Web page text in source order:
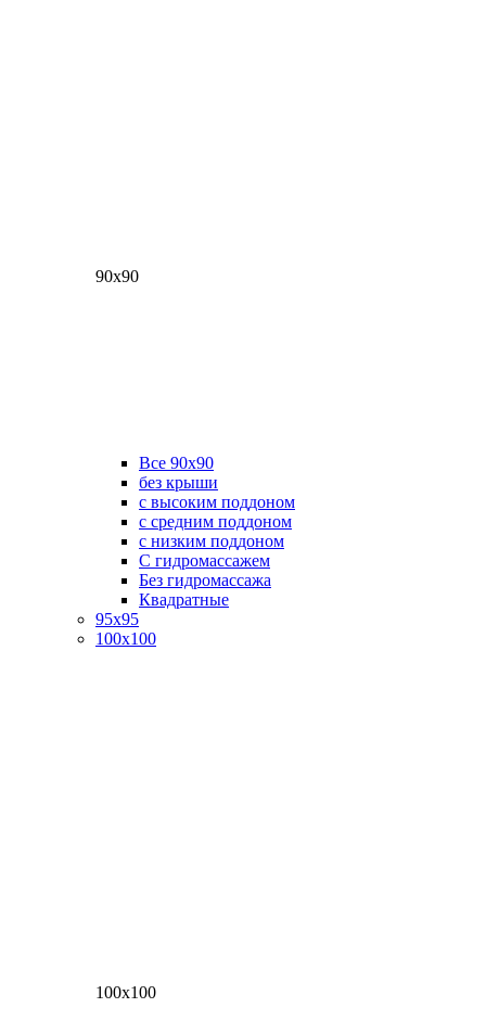
90х90
Все 90х90
без крыши
с высоким поддоном
с средним поддоном
с низким поддоном
С гидромассажем
Без гидромассажа
Квадратные
95х95
100х100
100х100